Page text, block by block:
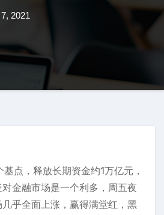
2021
点，释放长期资金约1万亿元，
金融市场是一个利多，周五夜
几乎全面上涨，赢得满堂红，黑